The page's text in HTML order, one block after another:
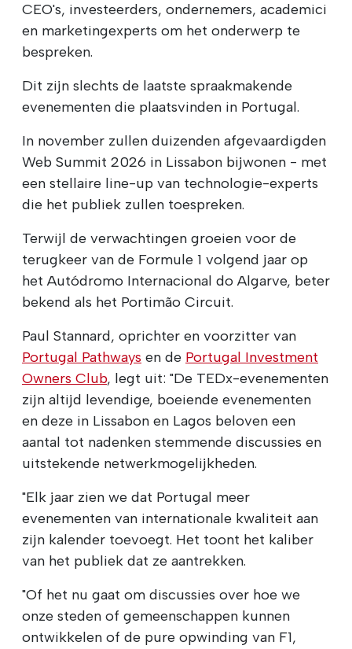
CEO's, investeerders, ondernemers, academici
en marketingexperts om het onderwerp te
bespreken.
Dit zijn slechts de laatste spraakmakende
evenementen die plaatsvinden in Portugal.
In november zullen duizenden afgevaardigden
Web Summit 2026 in Lissabon bijwonen - met
een stellaire line-up van technologie-experts
die het publiek zullen toespreken.
Terwijl de verwachtingen groeien voor de
terugkeer van de Formule 1 volgend jaar op
het Autódromo Internacional do Algarve, beter
bekend als het Portimão Circuit.
Paul Stannard, oprichter en voorzitter van
Portugal Pathways en de Portugal Investment
Owners Club, legt uit: "De TEDx-evenementen
zijn altijd levendige, boeiende evenementen
en deze in Lissabon en Lagos beloven een
aantal tot nadenken stemmende discussies en
uitstekende netwerkmogelijkheden.
"Elk jaar zien we dat Portugal meer
evenementen van internationale kwaliteit aan
zijn kalender toevoegt. Het toont het kaliber
van het publiek dat ze aantrekken.
"Of het nu gaat om discussies over hoe we
onze steden of gemeenschappen kunnen
ontwikkelen of de pure opwinding van F1,